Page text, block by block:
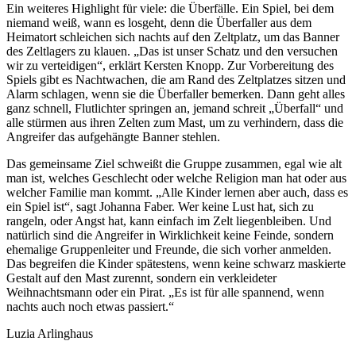
Ein weiteres Highlight für viele: die Überfälle. Ein Spiel, bei dem
niemand weiß, wann es losgeht, denn die Überfaller aus dem
Heimatort schleichen sich nachts auf den Zeltplatz, um das Banner
des Zeltlagers zu klauen. „Das ist unser Schatz und den versuchen
wir zu verteidigen“, erklärt Kersten Knopp. Zur Vorbereitung des
Spiels gibt es Nachtwachen, die am Rand des Zeltplatzes sitzen und
Alarm schlagen, wenn sie die Überfaller bemerken. Dann geht alles
ganz schnell, Flutlichter springen an, jemand schreit „Überfall“ und
alle stürmen aus ihren Zelten zum Mast, um zu verhindern, dass die
Angreifer das aufgehängte Banner stehlen.
Das gemeinsame Ziel schweißt die Gruppe zusammen, egal wie alt
man ist, welches Geschlecht oder welche Religion man hat oder aus
welcher Familie man kommt. „Alle Kinder lernen aber auch, dass es
ein Spiel ist“, sagt Johanna Faber. Wer keine Lust hat, sich zu
rangeln, oder Angst hat, kann einfach im Zelt liegenbleiben. Und
natürlich sind die Angreifer in Wirklichkeit keine Feinde, sondern
ehemalige Gruppenleiter und Freunde, die sich vorher anmelden.
Das begreifen die Kinder spätestens, wenn keine schwarz maskierte
Gestalt auf den Mast zurennt, sondern ein verkleideter
Weihnachtsmann oder ein Pirat. „Es ist für alle spannend, wenn
nachts auch noch etwas passiert.“
Luzia Arlinghaus